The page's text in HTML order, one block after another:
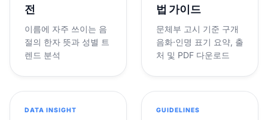
전
이름에 자주 쓰이는 음
절의 한자 뜻과 성별 트
렌드 분석
법 가이드
문체부 고시 기준 구개
음화·인명 표기 요약, 출
처 및 PDF 다운로드
DATA INSIGHT GUIDELINES